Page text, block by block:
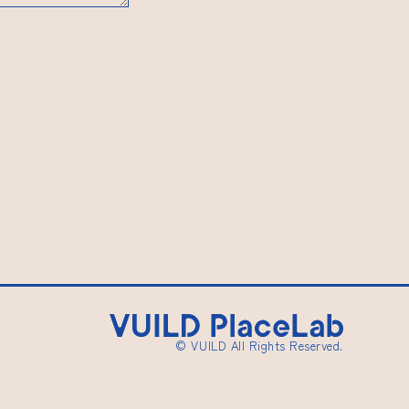
© VUILD All Rights Reserved.